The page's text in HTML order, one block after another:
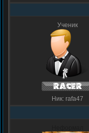
Ученик
Ник: rafa47